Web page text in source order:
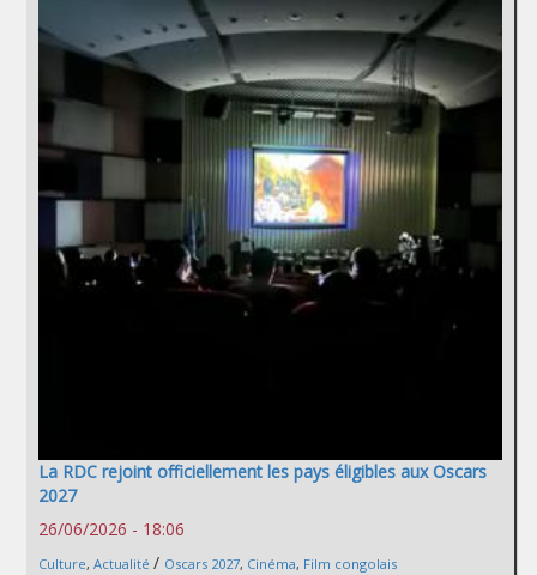
La RDC rejoint officiellement les pays éligibles aux Oscars
2027
26/06/2026 - 18:06
Culture, Actualité / Oscars 2027, Cinéma, Film congolais